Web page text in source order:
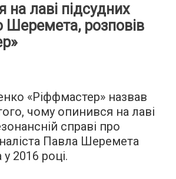
на лаві підсудних
Шеремета, розповів
«Ріффмастер» назвав
чому опинився на лаві
справі про
Павла Шеремета
2016 році.